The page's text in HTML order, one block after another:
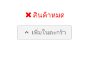
สินค้าหมด
เพิ่มในตะกร้า